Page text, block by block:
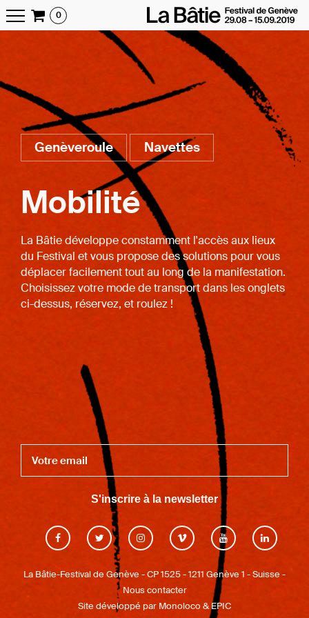
Genèveroule Navettes
Mobilité
La Bâtie développe constamment l'accès aux lieux
du Festival et vous propose des solutions pour vous
déplacer facilement tout au long de la manifestation.
Choisissez votre mode de transport dans les onglets
ci-dessus, réservez, et roulez !
S'inscrire à la newsletter
La Bâtie-Festival de Genève - CP 1525 - 1211 Genève 1 - Suisse -
Nous contacter
Site développé par Monoloco&EPIC
0